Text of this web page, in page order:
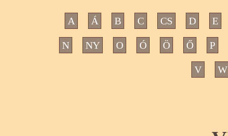
A Á B C CS D E
N NY O Ó Ö Ő P
V W